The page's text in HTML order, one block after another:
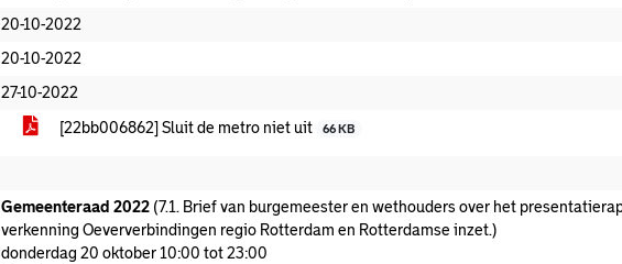
20-10-2022
20-10-2022
27-10-2022
[22bb006862] Sluit de metro niet uit 66 KB
Gemeenteraad 2022 (7.1. Brief van burgemeester en wethouders over het
verkenning Oeververbindingen regio Rotterdam en Rotterdamse inzet.)
donderdag 20 oktober 10:00 tot 23:00